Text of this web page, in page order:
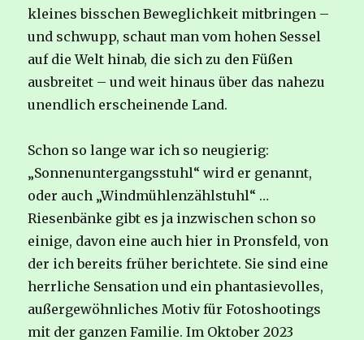
kleines bisschen Beweglichkeit mitbringen –
und schwupp, schaut man vom hohen Sessel
auf die Welt hinab, die sich zu den Füßen
ausbreitet – und weit hinaus über das nahezu
unendlich erscheinende Land.
Schon so lange war ich so neugierig:
„Sonnenuntergangsstuhl“ wird er genannt,
oder auch „Windmühlenzählstuhl“ …
Riesenbänke gibt es ja inzwischen schon so
einige, davon eine auch hier in Pronsfeld, von
der ich bereits früher berichtete. Sie sind eine
herrliche Sensation und ein phantasievolles,
außergewöhnliches Motiv für Fotoshootings
mit der ganzen Familie. Im Oktober 2023